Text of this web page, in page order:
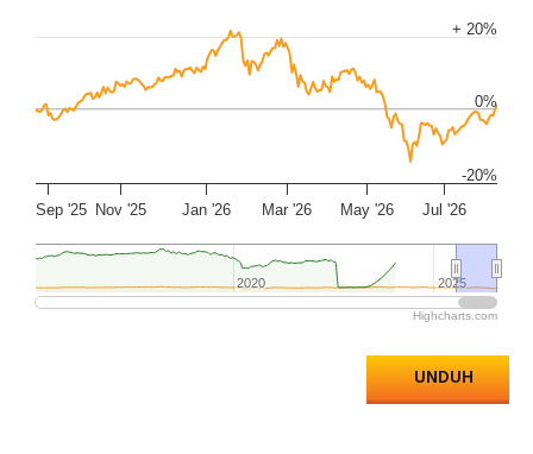
Sep '25 Nov '25 Jan '26 Mar '26 May '26 Jul '26
2020
2020 2025
2025
-20%
0%
+ 20%
Highcharts.com
UNDUH